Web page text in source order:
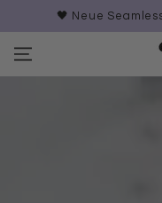
ZUM INHALT
SPRINGEN
🖤 Neue